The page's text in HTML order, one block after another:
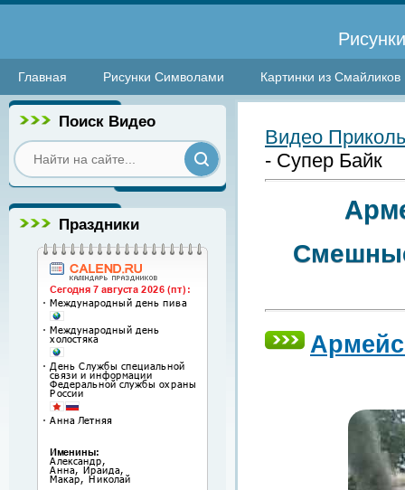
Главная Рисунки Символами Картинки из Смайликов
Поиск Видео
Праздники
Видео
- Супер Байк